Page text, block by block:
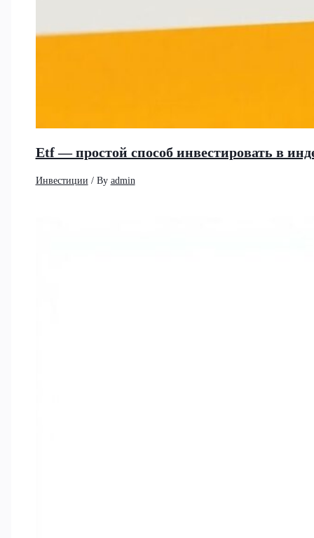
Etf — простой способ инвестировать в
Инвестиции / By admin